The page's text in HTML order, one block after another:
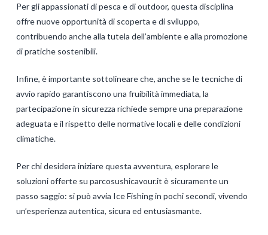
Per gli appassionati di pesca e di outdoor, questa disciplina
offre nuove opportunità di scoperta e di sviluppo,
contribuendo anche alla tutela dell’ambiente e alla promozione
di pratiche sostenibili.
Infine, è importante sottolineare che, anche se le tecniche di
avvio rapido garantiscono una fruibilità immediata, la
partecipazione in sicurezza richiede sempre una preparazione
adeguata e il rispetto delle normative locali e delle condizioni
climatiche.
Per chi desidera iniziare questa avventura, esplorare le
soluzioni offerte su parcosushicavour.it è sicuramente un
passo saggio: si può avvia Ice Fishing in pochi secondi, vivendo
un’esperienza autentica, sicura ed entusiasmante.